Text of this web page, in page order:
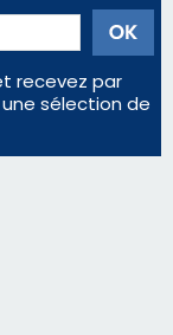
recevez par
sélection de